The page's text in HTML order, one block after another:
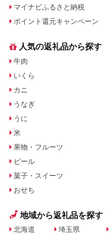
マイナビふるさと納税
ポイント還元キャンペーン
人気の返礼品から探す
牛肉
いくら
カニ
うなぎ
うに
米
果物・フルーツ
ビール
菓子・スイーツ
おせち
地域から返礼品を探す
北海道
埼玉県